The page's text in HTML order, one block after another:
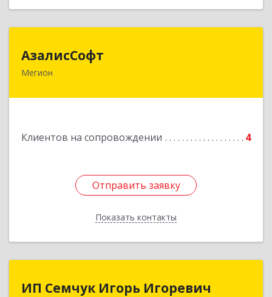
АзалисСофт
Мегион
Клиентов на сопровождении 4
Отправить заявку
Показать контакты
628690, Ханты-Мансийский Автономный округ
Подробнее
Отправить заявку
Назад
ИП Семчук Игорь Игоревич